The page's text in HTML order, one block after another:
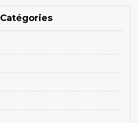
Catégories